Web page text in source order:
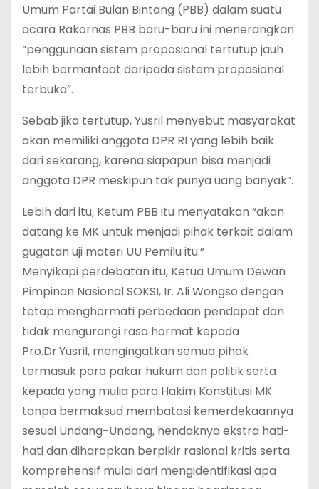
Umum Partai Bulan Bintang (PBB) dalam suatu
acara Rakornas PBB baru-baru ini menerangkan
“penggunaan sistem proposional tertutup jauh
lebih bermanfaat daripada sistem proposional
terbuka”.
Sebab jika tertutup, Yusril menyebut masyarakat
akan memiliki anggota DPR RI yang lebih baik
dari sekarang, karena siapapun bisa menjadi
anggota DPR meskipun tak punya uang banyak”.
Lebih dari itu, Ketum PBB itu menyatakan “akan
datang ke MK untuk menjadi pihak terkait dalam
gugatan uji materi UU Pemilu itu.”
Menyikapi perdebatan itu, Ketua Umum Dewan
Pimpinan Nasional SOKSI, Ir. Ali Wongso dengan
tetap menghormati perbedaan pendapat dan
tidak mengurangi rasa hormat kepada
Pro.Dr.Yusril, mengingatkan semua pihak
termasuk para pakar hukum dan politik serta
kepada yang mulia para Hakim Konstitusi MK
tanpa bermaksud membatasi kemerdekaannya
sesuai Undang-Undang, hendaknya ekstra hati-
hati dan diharapkan berpikir rasional kritis serta
komprehensif mulai dari mengidentifikasi apa